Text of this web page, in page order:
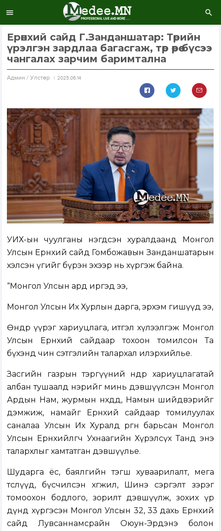
Ерөнхий сайд Г.Занданшатар: Төрийн
үрэлгэн зардлаа багасгаж, төр өөрөө бүсээ
чангалах зарчим баримтална
Aдмин / Улстөр 2025.06.14
УИХ-ын чуулганы нэгдсэн хуралдаанд Монгол
Улсын Ерөнхий сайд Гомбожавын Занданшатарын
хэлсэн үгийг бүрэн эхээр нь хүргэж байна.
“Монгол Улсын ард иргэд ээ,
Монгол Улсын Их Хурлын дарга, эрхэм гишүүд ээ,
Өндөр үүрэг хариуцлага, итгэл хүлээлгэж Монгол
Улсын Ерөнхий сайдаар тохоон томилсон Та
бүхэнд чин сэтгэлийн талархал илэрхийлье.
Засгийн газрын тэргүүний өндөр хариуцлагатай
албан тушаалд нэрийг минь дэвшүүлсэн Монгол
Ардын Нам, журмын нөхдөдөө, Намын шийдвэрийг
дэмжиж, намайг Ерөнхий сайдаар томилуулах
саналаа Улсын Их Хуралд өргөн барьсан Монгол
Улсын Ерөнхийлөгч Ухнаагийн Хүрэлсүх Танд энэ
талархлыг хамтатган дэвшүүлье.
Шударга ёс, баялгийн тэгш хуваарилалт, мега
төслүүд, бүсчилсэн хөгжил, Шинэ сэргэлт зэрэг
томоохон бодлого, зорилт дэвшүүлж, зохих үр
дүнд хүргэсэн Монгол Улсын 32, 33 дахь Ерөнхий
сайд Лувсаннамсрайн Оюун-Эрдэнэ болон